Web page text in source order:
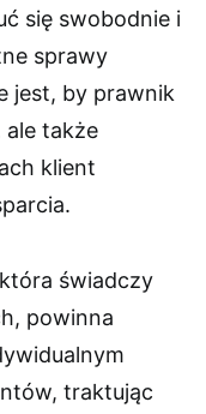
się swobodnie i
sprawy
jest, by prawnik
ale także
klient
świadczy
powinna
traktując